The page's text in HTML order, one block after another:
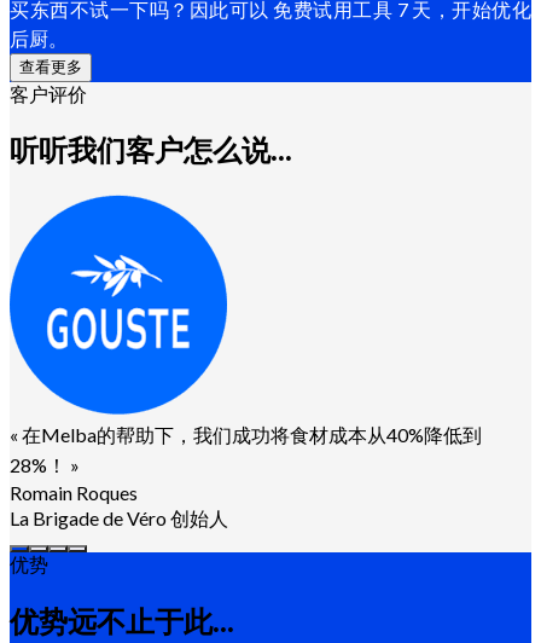
买东西不试一下吗？因此可以 免费试用工具 7 天，开始优化
后厨。
查看更多
客户评价
听听我们客户怎么说...
« 在Melba的帮助下，我们成功将食材成本从40%降低到
28%！ »
Romain Roques
La Brigade de Véro 创始人
优势
优势远不止于此...